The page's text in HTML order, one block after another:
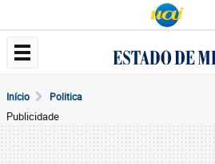
Início Politica
Publicidade